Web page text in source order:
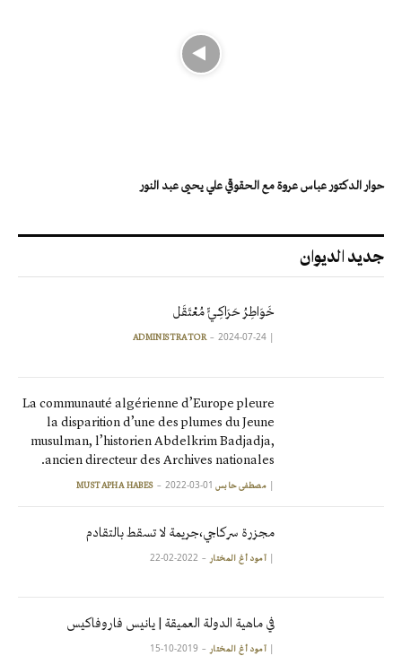
حوار الدكتور عباس عروة مع الحقوقي علي يحيى عبد النور
جديد الديوان
خَوَاطِرُ حَرَاكِـيٍّ مُعْتَقَل
|
ADMINISTRATOR 2024-07-24
La communauté algérienne d’Europe pleure
la disparition d’une des plumes du Jeune
musulman, l’historien Abdelkrim Badjadja,
ancien directeur des Archives nationales.
| مصطفى حابس MUSTAPHA HABES 2022-03-01
مجزرة سركاجي،جريمة لا تسقط بالتقادم
| آمود أغ المختار 2022-02-22
في ماهية الدولة العميقة | يانيس فاروفاكيس
| آمود أغ المختار 2019-10-15